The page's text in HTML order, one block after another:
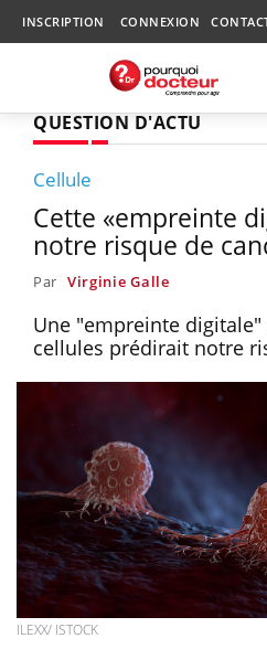
INSCRIPTION CONNEXION
QUESTION D'ACTU
Cellule
Cette «empreinte
notre risque de
Par Virginie Galle
Une "empreinte
cellules prédirait notre
ILEXX/ ISTOCK